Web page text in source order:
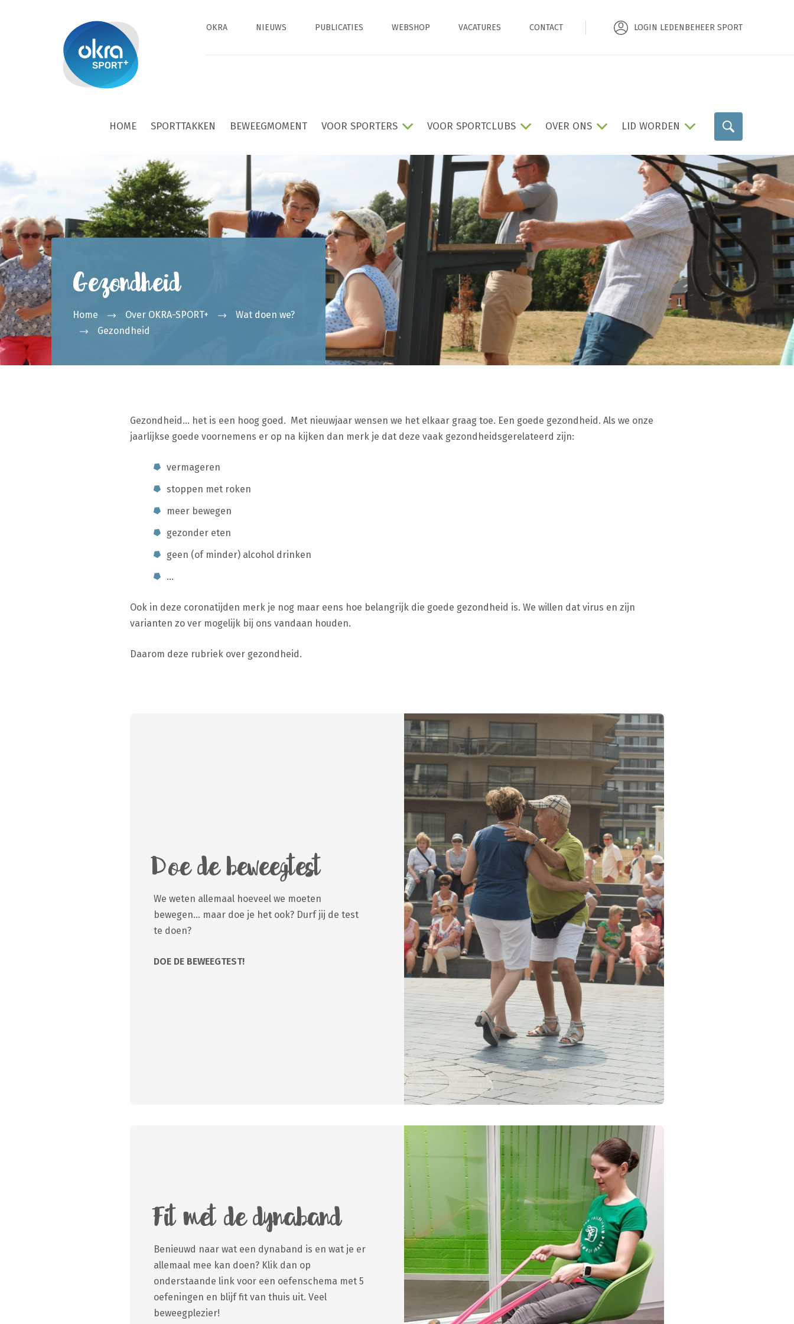
OKRA NIEUWS PUBLICATIES WEBSHOP VACATURES CONTACT LOGIN LEDENBEHEER SPORT
HOME SPORTTAKKEN BEWEEGMOMENT VOOR SPORTERS VOOR SPORTCLUBS OVER ONS LID WORDEN
Gezondheid
Home Over OKRA-SPORT+
Wat doen we?
Gezondheid
Gezondheid… het is een hoog goed. Met nieuwjaar wensen we het elkaar graag toe. Een goede gezondheid. Als we onze
jaarlijkse goede voornemens er op na kijken dan merk je dat deze vaak gezondheidsgerelateerd zijn:
vermageren
stoppen met roken
meer bewegen
gezonder eten
geen (of minder) alcohol drinken
…
Ook in deze coronatijden merk je nog maar eens hoe belangrijk die goede gezondheid is. We willen dat virus en zijn
varianten zo ver mogelijk bij ons vandaan houden.
Daarom deze rubriek over gezondheid.
Doe de beweegtest
We weten allemaal hoeveel we moeten
bewegen... maar doe je het ook? Durf jij de test
te doen?
DOE DE BEWEEGTEST!
Fit met de dynaband
Benieuwd naar wat een dynaband is en wat je er
allemaal mee kan doen? Klik dan op
onderstaande link voor een oefenschema met 5
oefeningen en blijf fit van thuis uit. Veel
beweegplezier!